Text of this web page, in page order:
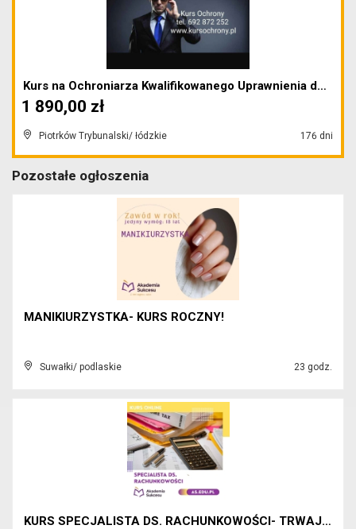
Kurs na Ochroniarza Kwalifikowanego Uprawnienia do...
Piotrków Trybunalski/ łódzkie 176 dni
1 890,00 zł
Pozostałe ogłoszenia
MANIKIURZYSTKA- KURS ROCZNY!
Suwałki/ podlaskie 23 godz.
KURS SPECJALISTA DS. RACHUNKOWOŚCI- TRWAJĄ ZAPISY!...